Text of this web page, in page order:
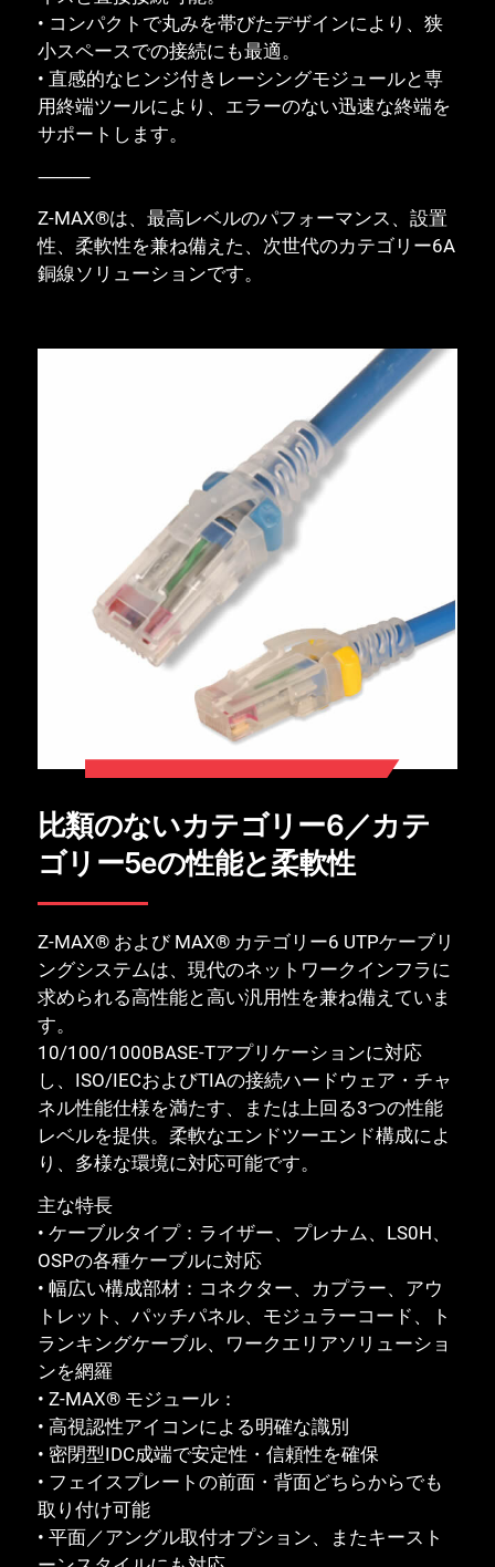
• コンパクトで丸みを帯びたデザインにより、狭
小スペースでの接続にも最適。
• 直感的なヒンジ付きレーシングモジュールと専
用終端ツールにより、エラーのない迅速な終端を
サポートします。
⸻
Z-MAX®は、最高レベルのパフォーマンス、設置
性、柔軟性を兼ね備えた、次世代のカテゴリー6A
銅線ソリューションです。
比類のないカテゴリー6／カテ
ゴリー5eの性能と柔軟性
Z-MAX® および MAX® カテゴリー6 UTPケーブリ
ングシステムは、現代のネットワークインフラに
求められる高性能と高い汎用性を兼ね備えていま
す。
10/100/1000BASE-Tアプリケーションに対応
し、ISO/IECおよびTIAの接続ハードウェア・チャ
ネル性能仕様を満たす、または上回る3つの性能
レベルを提供。柔軟なエンドツーエンド構成によ
り、多様な環境に対応可能です。
主な特長
• ケーブルタイプ：ライザー、プレナム、LS0H、
OSPの各種ケーブルに対応
• 幅広い構成部材：コネクター、カプラー、アウ
トレット、パッチパネル、モジュラーコード、ト
ランキングケーブル、ワークエリアソリューショ
ンを網羅
• Z-MAX® モジュール：
• 高視認性アイコンによる明確な識別
• 密閉型IDC成端で安定性・信頼性を確保
• フェイスプレートの前面・背面どちらからでも
取り付け可能
• 平面／アングル取付オプション、またキースト
閉じる